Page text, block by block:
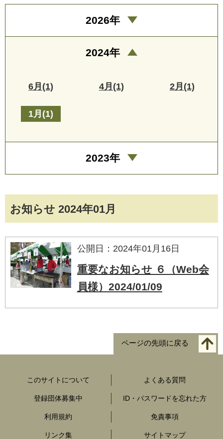
お知らせ 2024年01月
公開日：2024年01月16日
重要なお知らせ ６（Web会
員様）2024/01/09
2026年
2024年
6月(1) 4月(1) 2月(1)
1月(1)
2023年
ページの先頭に戻る
このサイトについて よくある質問
登録団体募集中 ID・パスワードを忘れた方
利用規約 免責事項
リンク集 サイトマップ